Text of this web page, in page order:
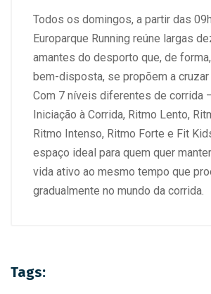
Todos os domingos, a partir das
Europarque Running reúne largas
amantes do desporto que, de
bem-disposta, se propõem a
Com 7 níveis diferentes de corrida
Iniciação à Corrida, Ritmo Lento,
Ritmo Intenso, Ritmo Forte e Fit
espaço ideal para quem quer
vida ativo ao mesmo tempo que
gradualmente no mundo da corrida.
Tags: